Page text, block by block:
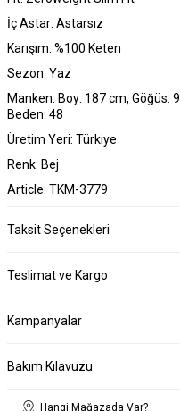
İç Astar: Astarsız
Karışım: %100 Keten
Sezon: Yaz
Manken: Boy: 187 cm, Göğüs:
Beden: 48
Üretim Yeri: Türkiye
Renk: Bej
Article: TKM-3779
Taksit Seçenekleri
Teslimat ve Kargo
Kampanyalar
Bakım Kılavuzu
Hangi Mağazada Var?